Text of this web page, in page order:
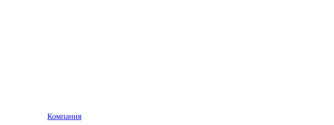
Компания